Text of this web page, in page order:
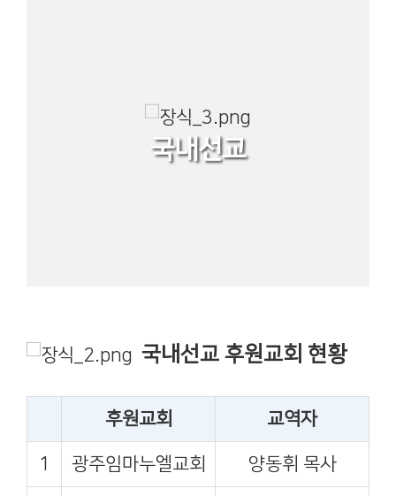
국내선교
국내선교 후원교회 현황
후원교회 교역자
1 광주임마누엘교회 양동휘 목사